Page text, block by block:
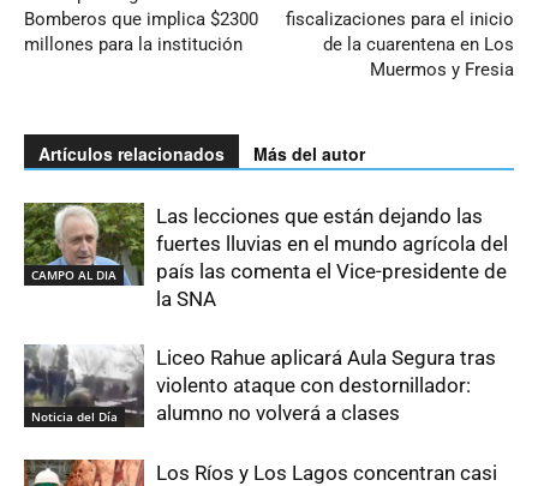
Bomberos que implica $2300
millones para la institución
fiscalizaciones para el inicio
de la cuarentena en Los
Muermos y Fresia
Artículos relacionados Más del autor
CAMPO AL DIA
Las lecciones que están dejando las
fuertes lluvias en el mundo agrícola del
país las comenta el Vice-presidente de
la SNA
Noticia del Día
Liceo Rahue aplicará Aula Segura tras
violento ataque con destornillador:
alumno no volverá a clases
Los Ríos y Los Lagos concentran casi